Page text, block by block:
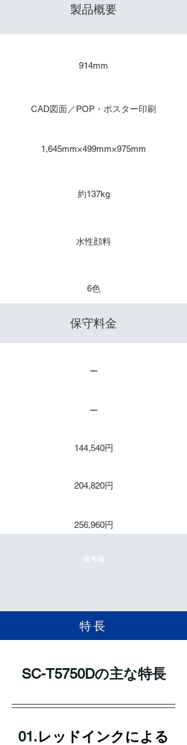
製品概要
914mm
CAD図面／POP・ポスター印刷
1,645mm×499mm×975mm
約137kg
水性顔料
6色
​保守料金
ー
ー
144,540円
204,820円
256,960円
備考欄
​特長
SC-T5750Dの主な特長
01.レッドインクによる